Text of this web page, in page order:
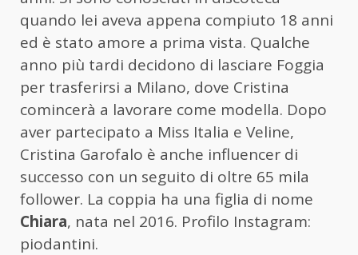
quando lei aveva appena compiuto 18 anni
ed è stato amore a prima vista. Qualche
anno più tardi decidono di lasciare Foggia
per trasferirsi a Milano, dove Cristina
comincerà a lavorare come modella. Dopo
aver partecipato a Miss Italia e Veline,
Cristina Garofalo è anche influencer di
successo con un seguito di oltre 65 mila
follower. La coppia ha una figlia di nome
Chiara, nata nel 2016. Profilo Instagram:
piodantini.